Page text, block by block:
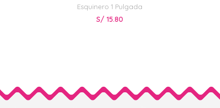
Esquinero 1 Pulgada
S/ 15.80